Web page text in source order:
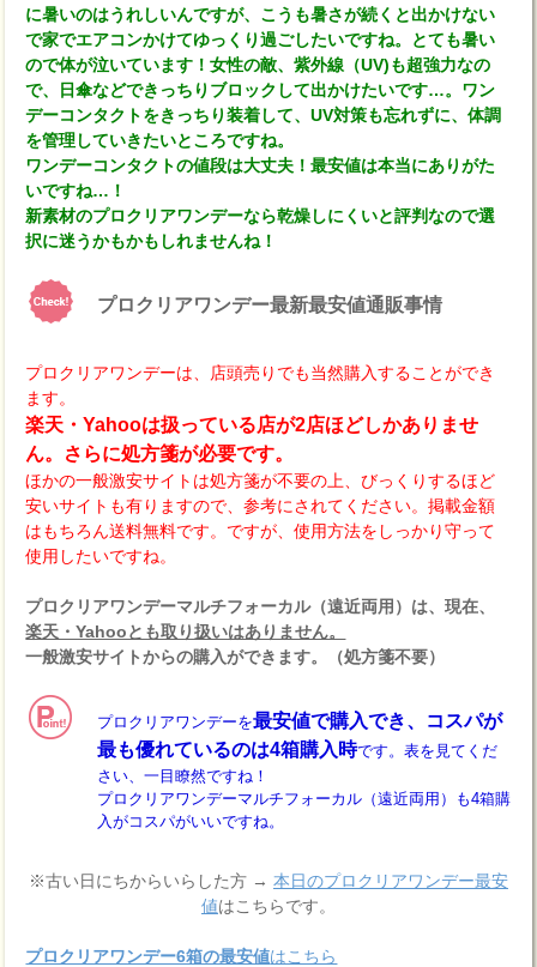
に暑いのはうれしいんですが、こうも暑さが続くと出かけない
で家でエアコンかけてゆっくり過ごしたいですね。とても暑い
ので体が泣いています！女性の敵、紫外線（UV)も超強力なの
で、日傘などできっちりブロックして出かけたいです…。ワン
デーコンタクトをきっちり装着して、UV対策も忘れずに、体調
を管理していきたいところですね。
ワンデーコンタクトの値段は大丈夫！最安値は本当にありがた
いですね…！
新素材のプロクリアワンデーなら乾燥しにくいと評判なので選
択に迷うかもかもしれませんね！
プロクリアワンデー最新最安値通販事情
プロクリアワンデーは、店頭売りでも当然購入することができ
ます。
楽天・Yahooは扱っている店が2店ほどしかありませ
ん。さらに処方箋が必要です。
ほかの一般激安サイトは処方箋が不要の上、びっくりするほど
安いサイトも有りますので、参考にされてください。掲載金額
はもちろん送料無料です。ですが、使用方法をしっかり守って
使用したいですね。
プロクリアワンデーマルチフォーカル（遠近両用）は、現在、
楽天・Yahooとも取り扱いはありません。
一般激安サイトからの購入ができます。（処方箋不要）
プロクリアワンデーを最安値で購入でき、コスパが
最も優れているのは4箱購入時です。表を見てくだ
さい、一目瞭然ですね！
プロクリアワンデーマルチフォーカル（遠近両用）も4箱購
入がコスパがいいですね。
※古い日にちからいらした方 → 本日のプロクリアワンデー最安
値はこちらです。
プロクリアワンデー6箱の最安値はこちら